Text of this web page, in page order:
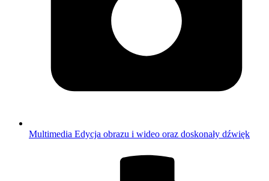
Multimedia Edycja obrazu i wideo oraz doskonały dźwięk